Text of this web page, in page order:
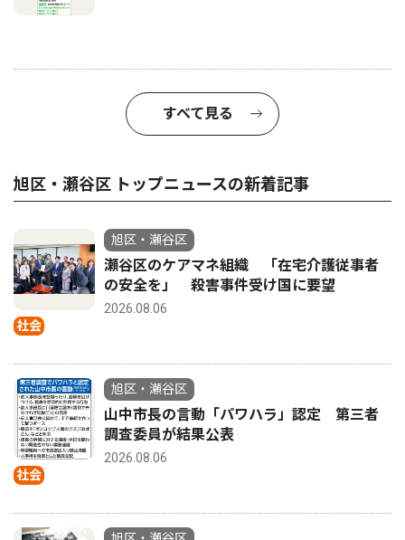
すべて見る
旭区・瀬谷区 トップニュースの新着記事
社会
旭区・瀬谷区
瀬谷区のケアマネ組織 「在宅介護従事者
の安全を」 殺害事件受け国に要望
2026.08.06
社会
旭区・瀬谷区
山中市長の言動「パワハラ」認定 第三者
調査委員が結果公表
2026.08.06